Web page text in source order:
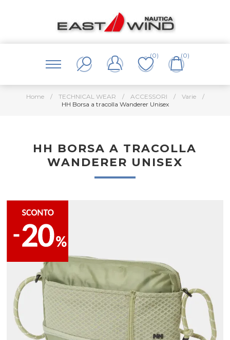
(0) (0)
Home / TECHNICAL WEAR / ACCESSORI / Varie
/
HH Borsa a tracolla Wanderer Unisex
HH BORSA A TRACOLLA
WANDERER UNISEX